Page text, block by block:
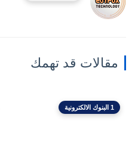
مقالات قد تهمك
1 البنوك الالكترونية